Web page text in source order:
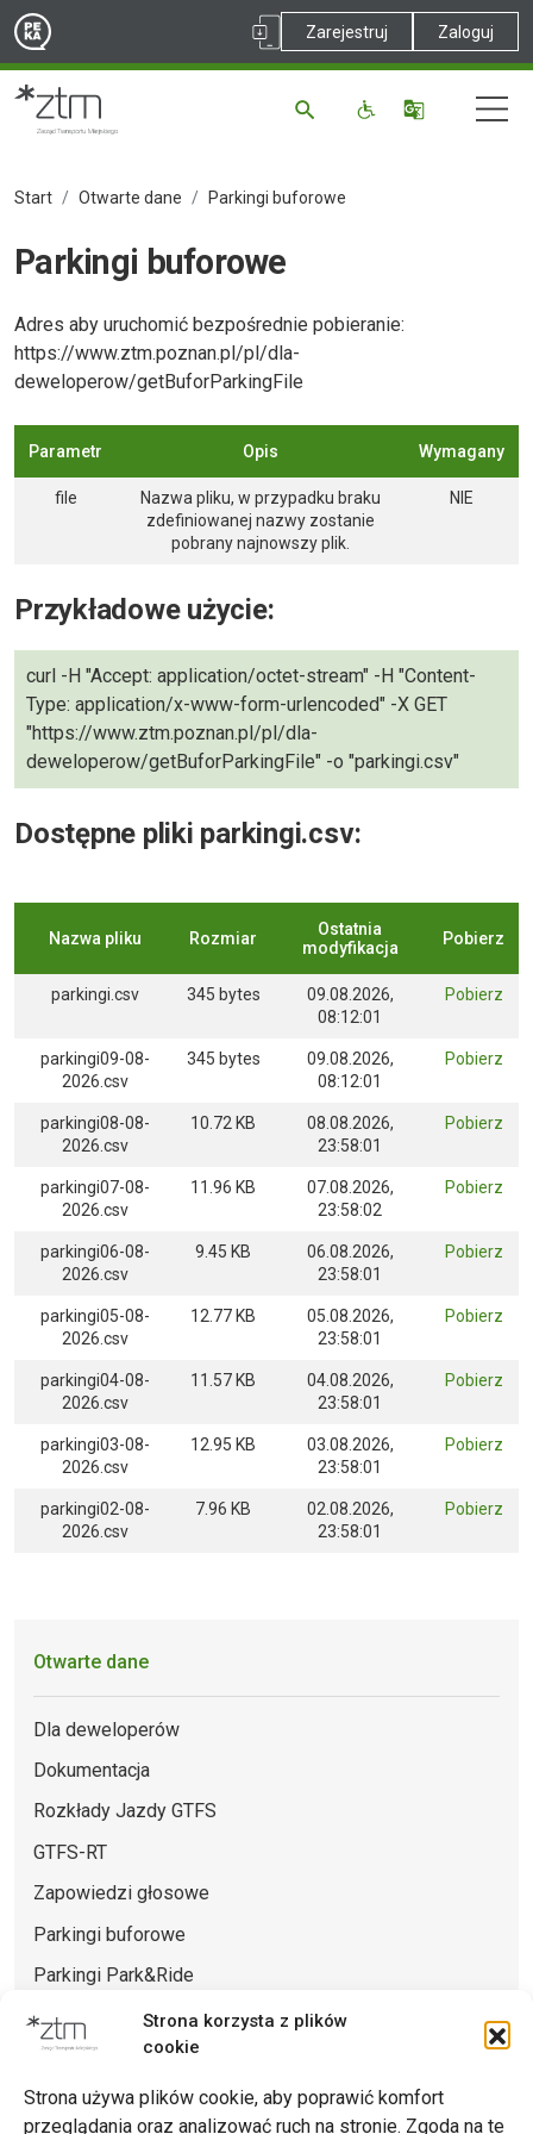
Strona korzysta z plików
cookie
Strona używa plików cookie, aby poprawić komfort
przeglądania oraz analizować ruch na stronie. Zgoda na te
Zarejestruj Zaloguj
Start Otwarte dane Parkingi buforowe
Parkingi buforowe
Otwarte dane
Dla deweloperów
Dokumentacja
Rozkłady Jazdy GTFS
GTFS-RT
Zapowiedzi głosowe
Parkingi buforowe
Parkingi Park&Ride
Punkty sprzedaży biletów
Adres aby uruchomić bezpośrednie pobieranie:
https://www.ztm.poznan.pl/pl/dla-
deweloperow/getBuforParkingFile
Parametr Opis Wymagany
file
Nazwa pliku, w przypadku braku
zdefiniowanej nazwy zostanie
pobrany najnowszy plik.
NIE
Przykładowe użycie:
curl -H "Accept: application/octet-stream" -H "Content-
Type: application/x-www-form-urlencoded" -X GET
"https://www.ztm.poznan.pl/pl/dla-
deweloperow/getBuforParkingFile" -o "parkingi.csv"
Dostępne pliki parkingi.csv:
Nazwa pliku Rozmiar
Ostatnia
modyfikacja
Pobierz
parkingi.csv 345 bytes
09.08.2026,
08:12:01
Pobierz
parkingi09-08-
2026.csv
345 bytes
09.08.2026,
08:12:01
Pobierz
parkingi08-08-
2026.csv
10.72 KB
08.08.2026,
23:58:01
Pobierz
parkingi07-08-
2026.csv
11.96 KB
07.08.2026,
23:58:02
Pobierz
parkingi06-08-
2026.csv
9.45 KB
06.08.2026,
23:58:01
Pobierz
parkingi05-08-
2026.csv
12.77 KB
05.08.2026,
23:58:01
Pobierz
parkingi04-08-
2026.csv
11.57 KB
04.08.2026,
23:58:01
Pobierz
parkingi03-08-
2026.csv
12.95 KB
03.08.2026,
23:58:01
Pobierz
parkingi02-08-
2026.csv
7.96 KB
02.08.2026,
23:58:01
Pobierz